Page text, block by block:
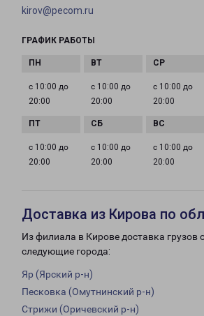
kirov@pecom.ru
ГРАФИК РАБОТЫ
с 10:00 до
20:00
с 10:00 до
20:00
с 10:00 до
20:00
с 10:00 до
20:00
с 10:00 до
20:00
с 10:00 до
20:00
Доставка из Кирова по
Из филиала в Кирове доставка грузов
следующие города:
Яр (Ярский р-н)
Песковка (Омутнинский р-н)
Стрижи (Оричевский р-н)